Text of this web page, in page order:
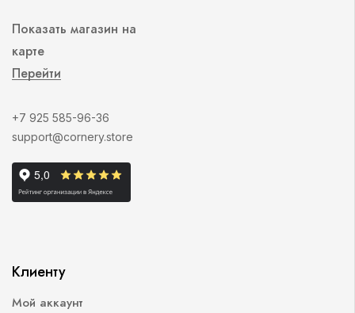
Показать магазин на
карте
Перейти
+7 925 585-96-36
support@cornery.store
Клиенту
Мой аккаунт